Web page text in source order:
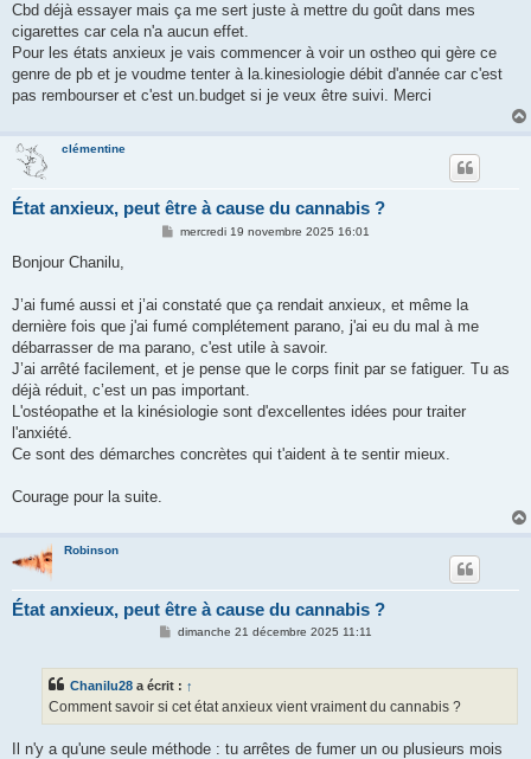
Cbd déjà essayer mais ça me sert juste à mettre du goût dans mes
cigarettes car cela n'a aucun effet.
Pour les états anxieux je vais commencer à voir un ostheo qui gère ce
genre de pb et je voudme tenter à la.kinesiologie débit d'année car c'est
pas rembourser et c'est un.budget si je veux être suivi. Merci
clémentine
État anxieux, peut être à cause du cannabis ?
M
g
mercredi 19 novembre 2025 16:01
Bonjour Chanilu,
J’ai fumé aussi et j’ai constaté que ça rendait anxieux, et même la
dernière fois que j'ai fumé complétement parano, j'ai eu du mal à me
débarrasser de ma parano, c'est utile à savoir.
J’ai arrêté facilement, et je pense que le corps finit par se fatiguer. Tu as
déjà réduit, c’est un pas important.
L'ostéopathe et la kinésiologie sont d'excellentes idées pour traiter
l'anxiété.
Ce sont des démarches concrètes qui t'aident à te sentir mieux.
Courage pour la suite.
Robinson
État anxieux, peut être à cause du cannabis ?
M
a
g
e
dimanche 21 décembre 2025 11:11
Chanilu28 a écrit : ↑
Comment savoir si cet état anxieux vient vraiment du cannabis ?
Il n'y a qu'une seule méthode : tu arrêtes de fumer un ou plusieurs mois